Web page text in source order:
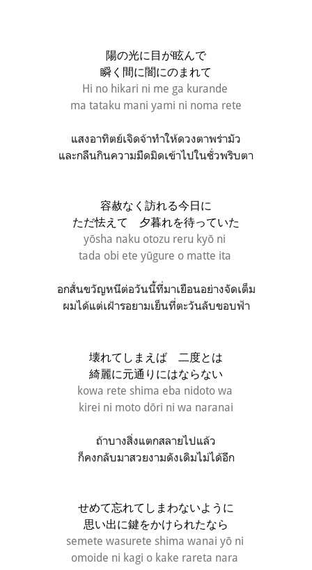
陽の光に目が眩んで
瞬く間に闇にのまれて
Hi no hikari ni me ga kurande
ma tataku mani yami ni noma rete
แสงอาทิตย์เจิดจ้าทำให้ดวงตาพร่ามัว
และกลืนกินความมืดมิดเข้าไปในชั่วพริบตา
容赦なく訪れる今日に
ただ怯えて 夕暮れを待っていた
yōsha naku otozu reru kyō ni
tada obi ete yūgure o matte ita
อกสั่นขวัญหนีต่อวันนี้ที่มาเยือนอย่างจัดเต็ม
ผมได้แต่เฝ้ารอยามเย็นที่ตะวันลับขอบฟ้า
壊れてしまえば 二度とは
綺麗に元通りにはならない
kowa rete shima eba nidoto wa
kirei ni moto dōri ni wa naranai
ถ้าบางสิ่งแตกสลายไปแล้ว
ก็คงกลับมาสวยงามดังเดิมไม่ได้อีก
せめて忘れてしまわないように
思い出に鍵をかけられたなら
semete wasurete shima wanai yō ni
omoide ni kagi o kake rareta nara